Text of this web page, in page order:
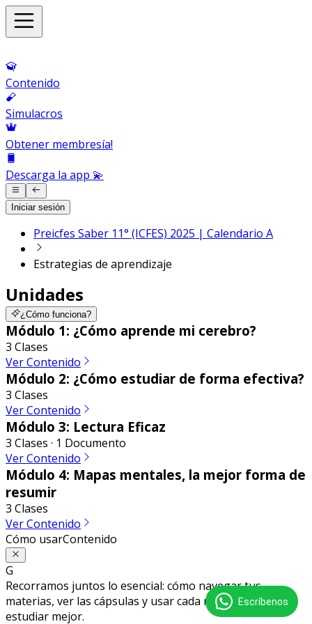
Contenido
Simulacros
Obtener membresía!
Descarga la app 💫
Iniciar sesión
Preicfes Saber 11° (ICFES) 2025 | Calendario A
Estrategias de aprendizaje
Unidades
¿Cómo funciona?
Módulo 1: ¿Cómo aprende mi cerebro?
3 Clases
Ver Contenido
Módulo 2: ¿Cómo estudiar de forma efectiva?
3 Clases
Ver Contenido
Módulo 3: Lectura Eficaz
3 Clases · 1 Documento
Ver Contenido
Módulo 4: Mapas mentales, la mejor forma de
resumir
3 Clases
Ver Contenido
Cómo usarContenido
G
Recorramos juntos lo esencial: cómo navegar tus
materias, ver las cápsulas y usar cada recurso para
estudiar mejor.
Escríbenos